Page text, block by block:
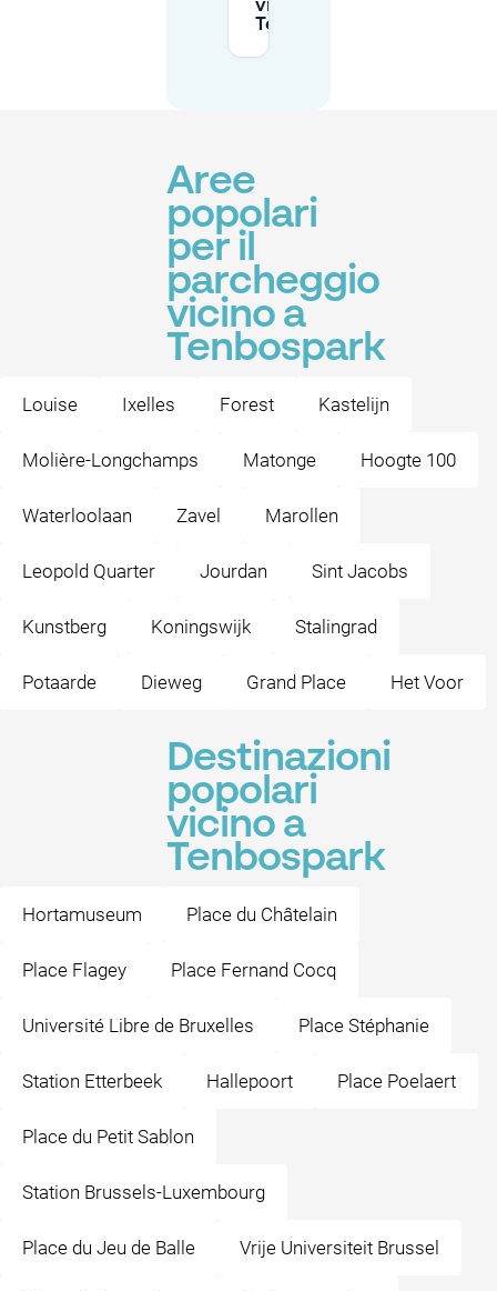
vicino a
Tenbospark?
Aree
popolari
per il
parcheggio
vicino a
Tenbospark
Louise Ixelles Forest Kastelijn
Molière-Longchamps Matonge Hoogte 100
Waterloolaan Zavel Marollen
Leopold Quarter Jourdan Sint Jacobs
Kunstberg Koningswijk Stalingrad
Potaarde Dieweg Grand Place Het Voor
Destinazioni
popolari
vicino a
Tenbospark
Hortamuseum Place du Châtelain
Place Flagey Place Fernand Cocq
Université Libre de Bruxelles Place Stéphanie
Station Etterbeek Hallepoort Place Poelaert
Place du Petit Sablon
Station Brussels-Luxembourg
Place du Jeu de Balle Vrije Universiteit Brussel